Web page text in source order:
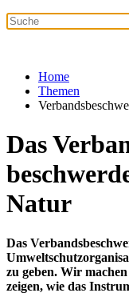
Home
Themen
Das
Natur
Das
zu geben. Wir
zeigen, wie das